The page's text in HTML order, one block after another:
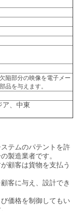
陥部分の映像を電子メー
品を与えます。
ア、中東
テムのパテントを許
製造業者です。
顧客は貨物を支払う
客に与え、設計でき
価格を制御してもい